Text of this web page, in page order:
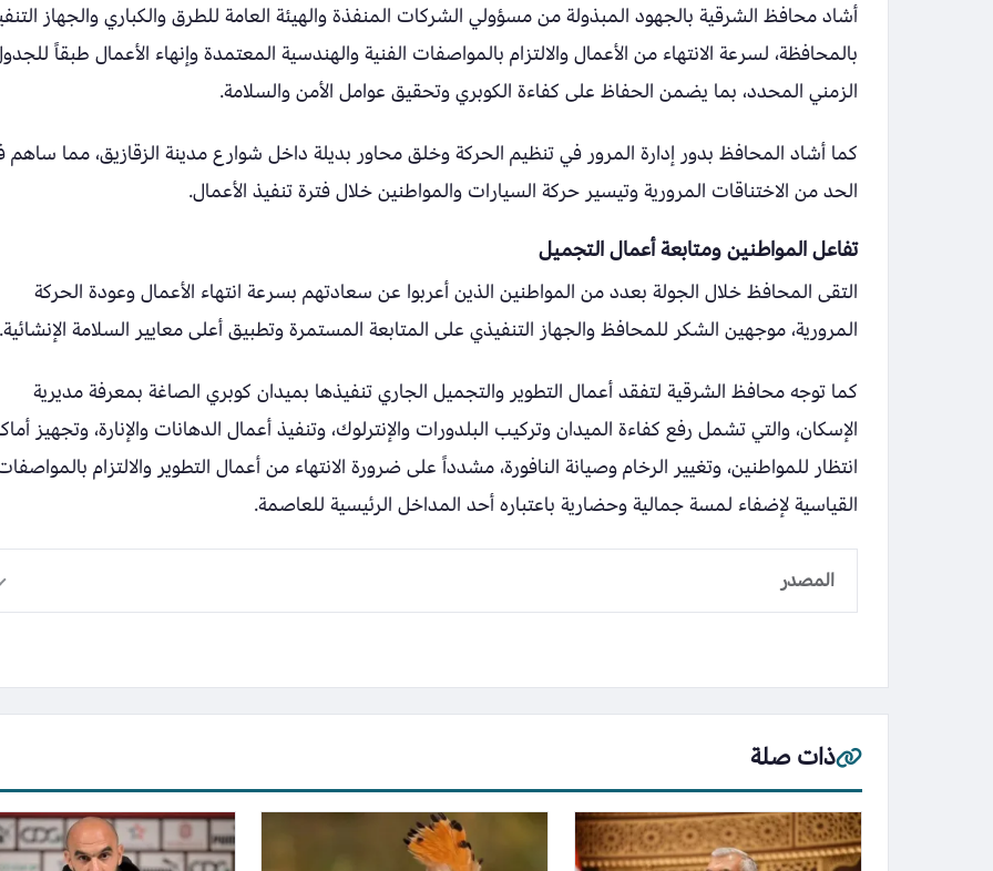
أشاد محافظ الشرقية بالجهود المبذولة من مسؤولي الشركات المنفذة والهيئة العامة للطرق والكباري والجهاز
بالمحافظة، لسرعة الانتهاء من الأعمال والالتزام بالمواصفات الفنية والهندسية المعتمدة وإنهاء الأعمال طبقاً
الزمني المحدد، بما يضمن الحفاظ على كفاءة الكوبري وتحقيق عوامل الأمن والسلامة.
كما أشاد المحافظ بدور إدارة المرور في تنظيم الحركة وخلق محاور بديلة داخل شوارع مدينة الزقازيق، مما
الحد من الاختناقات المرورية وتيسير حركة السيارات والمواطنين خلال فترة تنفيذ الأعمال.
تفاعل المواطنين ومتابعة أعمال التجميل
التقى المحافظ خلال الجولة بعدد من المواطنين الذين أعربوا عن سعادتهم بسرعة انتهاء الأعمال وعودة الحركة
المرورية، موجهين الشكر للمحافظ والجهاز التنفيذي على المتابعة المستمرة وتطبيق أعلى معايير السلامة
كما توجه محافظ الشرقية لتفقد أعمال التطوير والتجميل الجاري تنفيذها بميدان كوبري الصاغة بمعرفة مديرية
الإسكان، والتي تشمل رفع كفاءة الميدان وتركيب البلدورات والإنترلوك، وتنفيذ أعمال الدهانات والإنارة، وتجهيز
انتظار للمواطنين، وتغيير الرخام وصيانة النافورة، مشدداً على ضرورة الانتهاء من أعمال التطوير والالتزام
القياسية لإضفاء لمسة جمالية وحضارية باعتباره أحد المداخل الرئيسية للعاصمة.
المصدر
ذات صلة